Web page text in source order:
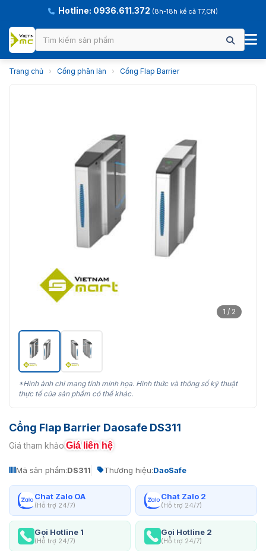
Hotline: 0936.611.372 (8h-18h kể cả T7,CN)
Trang chủ › Cổng phân làn › Cổng Flap Barrier
1 / 2
*Hình ảnh chỉ mang tính minh họa. Hình thức và thông số kỹ thuật
thực tế của sản phẩm có thể khác.
Cổng Flap Barrier Daosafe DS311
Giá tham khảo:Giá liên hệ
Mã sản phẩm:DS311 Thương hiệu:DaoSafe
Chat Zalo OA
(Hỗ trợ 24/7)
Chat Zalo 2
(Hỗ trợ 24/7)
Gọi Hotline 1
(Hỗ trợ 24/7)
Gọi Hotline 2
(Hỗ trợ 24/7)